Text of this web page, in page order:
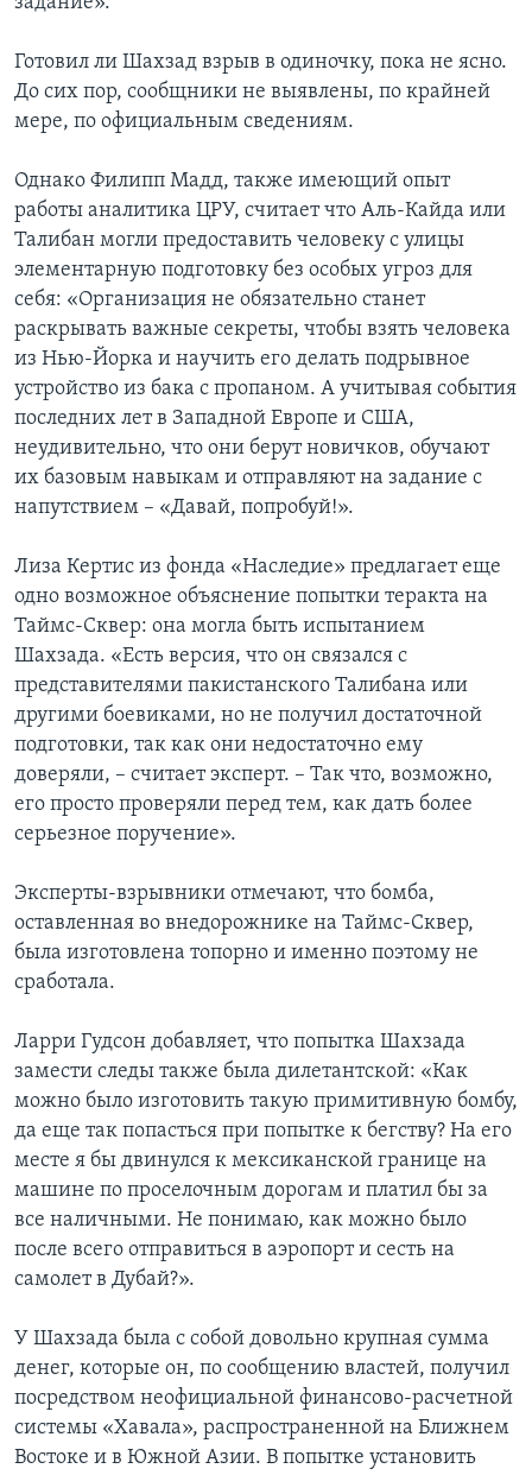
Готовил ли Шахзад взрыв в одиночку, пока не ясно.
До сих пор, сообщники не выявлены, по крайней
мере, по официальным сведениям.
Однако Филипп Мадд, также имеющий опыт
работы аналитика ЦРУ, считает что Аль-Кайда или
Талибан могли предоставить человеку с улицы
элементарную подготовку без особых угроз для
себя: «Организация не обязательно станет
раскрывать важные секреты, чтобы взять человека
из Нью-Йорка и научить его делать подрывное
устройство из бака с пропаном. А учитывая события
последних лет в Западной Европе и США,
неудивительно, что они берут новичков, обучают
их базовым навыкам и отправляют на задание с
напутствием – «Давай, попробуй!».
Лиза Кертис из фонда «Наследие» предлагает еще
одно возможное объяснение попытки теракта на
Таймс-Сквер: она могла быть испытанием
Шахзада. «Есть версия, что он связался с
представителями пакистанского Талибана или
другими боевиками, но не получил достаточной
подготовки, так как они недостаточно ему
доверяли, – считает эксперт. – Так что, возможно,
его просто проверяли перед тем, как дать более
серьезное поручение».
Эксперты-взрывники отмечают, что бомба,
оставленная во внедорожнике на Таймс-Сквер,
была изготовлена топорно и именно поэтому не
сработала.
Ларри Гудсон добавляет, что попытка Шахзада
замести следы также была дилетантской: «Как
можно было изготовить такую примитивную бомбу,
да еще так попасться при попытке к бегству? На его
месте я бы двинулся к мексиканской границе на
машине по проселочным дорогам и платил бы за
все наличными. Не понимаю, как можно было
после всего отправиться в аэропорт и сесть на
самолет в Дубай?».
У Шахзада была с собой довольно крупная сумма
денег, которые он, по сообщению властей, получил
посредством неофициальной финансово-расчетной
системы «Хавала», распространенной на Ближнем
Востоке и в Южной Азии. В попытке установить